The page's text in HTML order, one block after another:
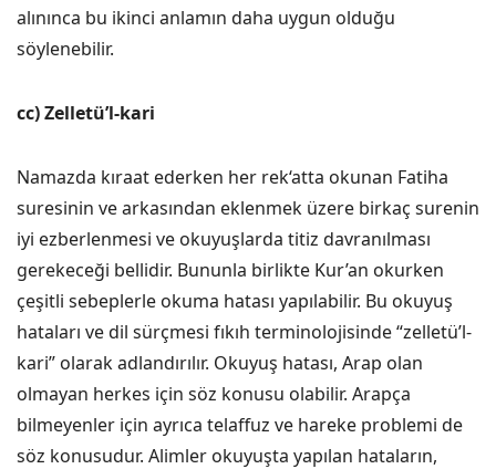
alınınca bu ikinci anlamın daha uygun olduğu
söylenebilir.
cc) Zelletü’l-kari
Namazda kıraat ederken her rek‘atta okunan Fatiha
suresinin ve arkasından eklenmek üzere birkaç surenin
iyi ezberlenmesi ve okuyuşlarda titiz davranılması
gerekeceği bellidir. Bununla birlikte Kur’an okurken
çeşitli sebeplerle okuma hatası yapılabilir. Bu okuyuş
hataları ve dil sürçmesi fıkıh terminolojisinde “zelletü’l-
kari” olarak adlandırılır. Okuyuş hatası, Arap olan
olmayan herkes için söz konusu olabilir. Arapça
bilmeyenler için ayrıca telaffuz ve hareke problemi de
söz konusudur. Alimler okuyuşta yapılan hataların,